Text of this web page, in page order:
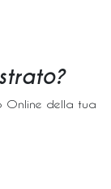
Online della tua